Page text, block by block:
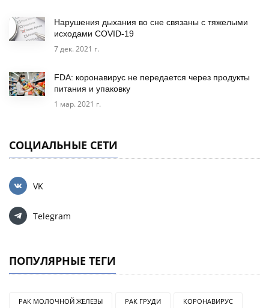
Нарушения дыхания во сне связаны с тяжелыми
исходами COVID-19
7 дек. 2021 г.
FDA: коронавирус не передается через продукты
питания и упаковку
1 мар. 2021 г.
СОЦИАЛЬНЫЕ СЕТИ
VK
Telegram
ПОПУЛЯРНЫЕ ТЕГИ
РАК МОЛОЧНОЙ ЖЕЛЕЗЫ РАК ГРУДИ КОРОНАВИРУС